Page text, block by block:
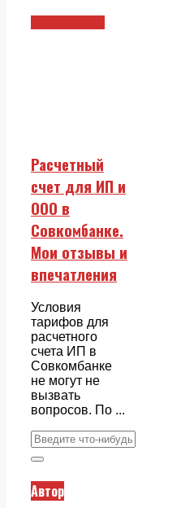
Расчетный
счет для ИП и
ООО в
Совкомбанке.
Мои отзывы и
впечатления
Условия
тарифов для
расчетного
счета ИП в
Совкомбанке
не могут не
вызвать
вопросов. По ...
Автор